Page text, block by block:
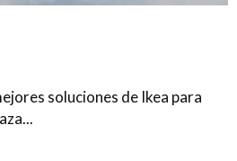
soluciones de Ikea para